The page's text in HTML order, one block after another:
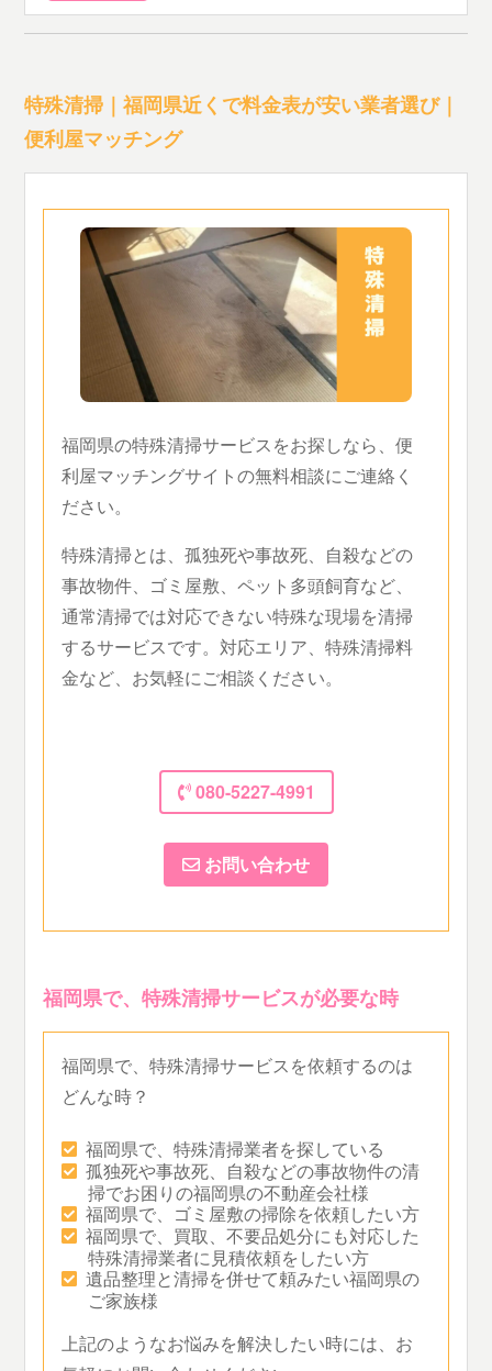
特殊清掃｜福岡県近くで料金表が安い業者選び｜
便利屋マッチング
福岡県の特殊清掃サービスをお探しなら、便
利屋マッチングサイトの無料相談にご連絡く
ださい。
特殊清掃とは、孤独死や事故死、自殺などの
事故物件、ゴミ屋敷、ペット多頭飼育など、
通常清掃では対応できない特殊な現場を清掃
するサービスです。対応エリア、特殊清掃料
金など、お気軽にご相談ください。
080-5227-4991
お問い合わせ
福岡県で、特殊清掃サービスが必要な時
福岡県で、特殊清掃サービスを依頼するのは
どんな時？
福岡県で、特殊清掃業者を探している
孤独死や事故死、自殺などの事故物件の清
掃でお困りの福岡県の不動産会社様
福岡県で、ゴミ屋敷の掃除を依頼したい方
福岡県で、買取、不要品処分にも対応した
特殊清掃業者に見積依頼をしたい方
遺品整理と清掃を併せて頼みたい福岡県の
ご家族様
上記のようなお悩みを解決したい時には、お